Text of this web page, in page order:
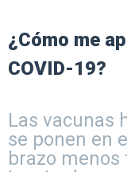
¿Cómo me
COVID-19?
Las vacunas
se ponen en
brazo menos